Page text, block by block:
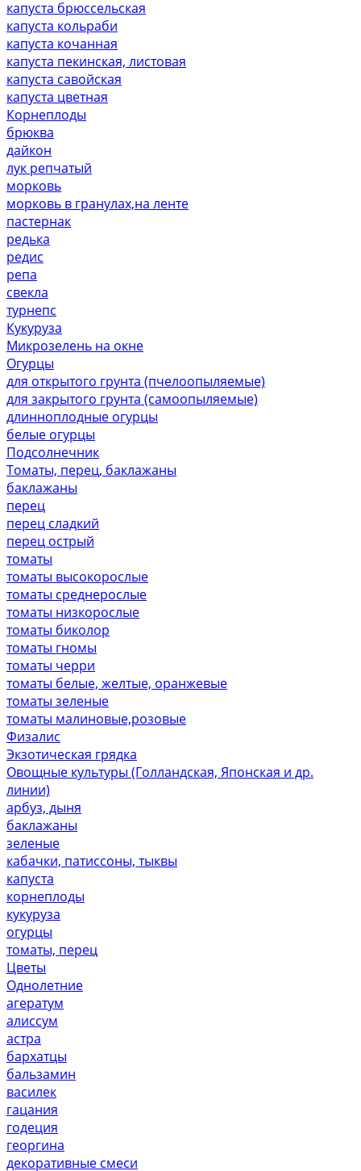
капуста брюссельская
капуста кольраби
капуста кочанная
капуста пекинская, листовая
капуста савойская
капуста цветная
Корнеплоды
брюква
дайкон
лук репчатый
морковь
морковь в гранулах,на ленте
пастернак
редька
редис
репа
свекла
турнепс
Кукуруза
Микрозелень на окне
Огурцы
для открытого грунта (пчелоопыляемые)
для закрытого грунта (самоопыляемые)
длинноплодные огурцы
белые огурцы
Подсолнечник
Томаты, перец, баклажаны
баклажаны
перец
перец сладкий
перец острый
томаты
томаты высокорослые
томаты среднерослые
томаты низкорослые
томаты биколор
томаты гномы
томаты черри
томаты белые, желтые, оранжевые
томаты зеленые
томаты малиновые,розовые
Физалис
Экзотическая грядка
Овощные культуры (Голландская, Японская и др.
линии)
арбуз, дыня
баклажаны
зеленые
кабачки, патиссоны, тыквы
капуста
корнеплоды
кукуруза
огурцы
томаты, перец
Цветы
Однолетние
агератум
алиссум
астра
бархатцы
бальзамин
василек
гацания
годеция
георгина
декоративные смеси